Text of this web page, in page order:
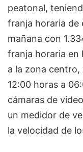
peatonal,
franja horaria de
mañana con
franja horaria en
a la zona centro,
12:00 horas a
cámaras de
un medidor de
la velocidad de